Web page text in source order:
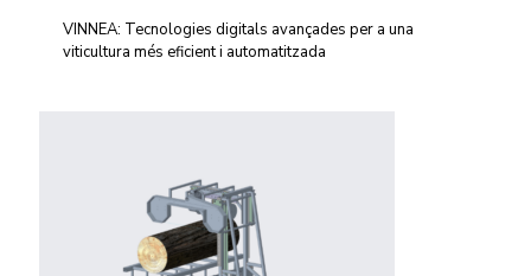
VINNEA: Tecnologies digitals avançades per a una
viticultura més eficient i automatitzada